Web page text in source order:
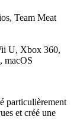
Team Meat
U, Xbox 360,
macOS
particulièrement
et créé une